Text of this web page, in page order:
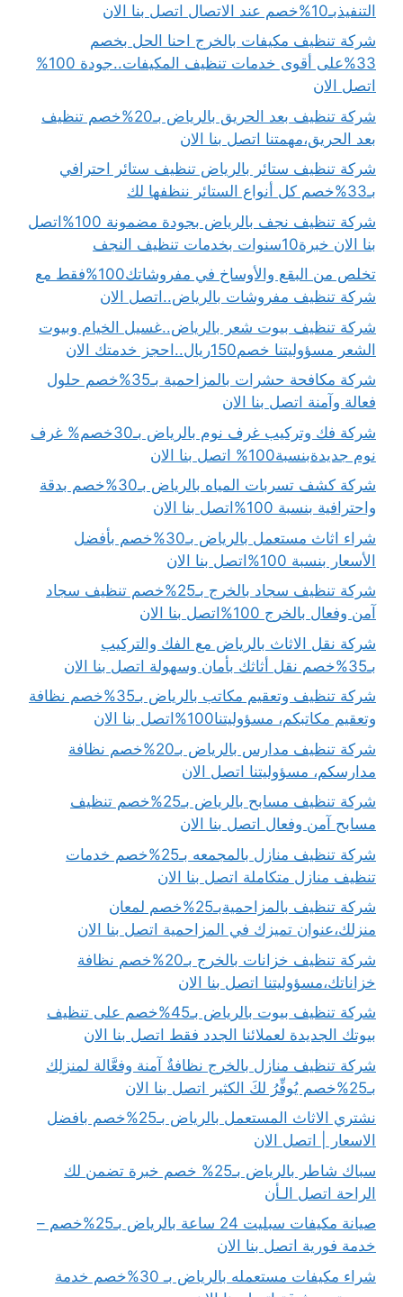
التنفيذبـ10%خصم عند الاتصال اتصل بنا الان
شركة تنظيف مكيفات بالخرج احنا الحل بخصم
33%على أقوى خدمات تنظيف المكيفات..جودة 100%
اتصل الان
شركة تنظيف بعد الحريق بالرياض بـ20%خصم تنظيف
بعد الحريق،مهمتنا اتصل بنا الان
شركة تنظيف ستائر بالرياض تنظيف ستائر احترافي
بـ33%خصم كل أنواع الستائر ننظفها لك
شركة تنظيف نجف بالرياض بجودة مضمونة 100%اتصل
بنا الان خبرة10سنوات بخدمات تنظيف النجف
تخلص من البقع والأوساخ في مفروشاتك100%فقط مع
شركة تنظيف مفروشات بالرياض..اتصل الان
شركة تنظيف بيوت شعر بالرياض..غسيل الخيام وبيوت
الشعر مسؤوليتنا خصم150ريال..احجز خدمتك الان
شركة مكافحة حشرات بالمزاحمية بـ35%خصم حلول
فعالة وآمنة اتصل بنا الان
شركة فك وتركيب غرف نوم بالرياض بـ30خصم% غرف
نوم جديدةبنسبة100% اتصل بنا الان
شركة كشف تسربات المياه بالرياض بـ30%خصم بدقة
واحترافية بنسبة 100%اتصل بنا الان
شراء اثاث مستعمل بالرياض بـ30%خصم بأفضل
الأسعار بنسبة 100%اتصل بنا الان
شركة تنظيف سجاد بالخرج بـ25%خصم تنظيف سجاد
آمن وفعال بالخرج 100%اتصل بنا الان
شركة نقل الاثاث بالرياض مع الفك والتركيب
بـ35%خصم نقل أثاثك بأمان وسهولة اتصل بنا الان
شركة تنظيف وتعقيم مكاتب بالرياض بـ35%خصم نظافة
وتعقيم مكاتبكم، مسؤوليتنا100%اتصل بنا الان
شركة تنظيف مدارس بالرياض بـ20%خصم نظافة
مدارسكم، مسؤوليتنا اتصل الان
شركة تنظيف مسابح بالرياض بـ25%خصم تنظيف
مسابح آمن وفعال اتصل بنا الان
شركة تنظيف منازل بالمجمعه بـ25%خصم خدمات
تنظيف منازل متكاملة اتصل بنا الان
شركة تنظيف بالمزاحميةبـ25%خصم لمعان
منزلك،عنوان تميزك في المزاحمية اتصل بنا الان
شركة تنظيف خزانات بالخرج بـ20%خصم نظافة
خزاناتك،مسؤوليتنا اتصل بنا الان
شركة تنظيف بيوت بالرياض بـ45%خصم على تنظيف
بيوتك الجديدة لعملائنا الجدد فقط اتصل بنا الان
شركة تنظيف منازل بالخرج نظافةٌ آمنة وفعَّالة لمنزلِك
بـ25%خصم يُوفِّرُ لكَ الكثير اتصل بنا الان
نشتري الاثاث المستعمل بالرياض بـ25%خصم بافضل
الاسعار | اتصل الان
سباك شاطر بالرياض بـ25% خصم خبرة تضمن لك
الراحة اتصل الـأن
صيانة مكيفات سبليت 24 ساعة بالرياض بـ25%خصم –
خدمة فورية اتصل بنا الان
شراء مكيفات مستعمله بالرياض بـ 30%خصم خدمة